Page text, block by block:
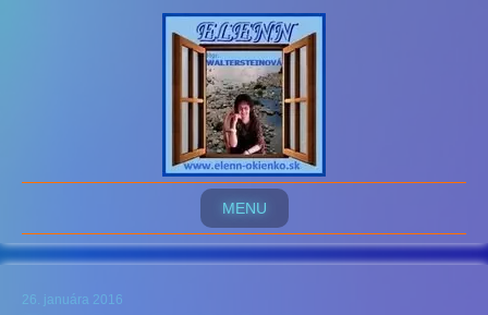
MENU
26. januára 2016